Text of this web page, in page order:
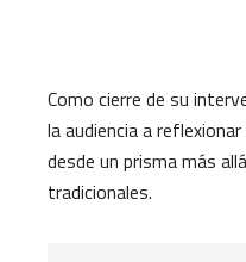
Como cierre de su
la audiencia a
desde un prisma más
tradicionales.